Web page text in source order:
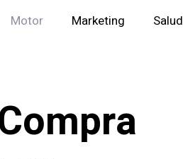
Motor Marketing Salud